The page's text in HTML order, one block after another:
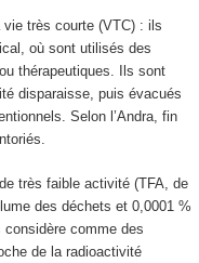
très courte (VTC) : ils
où sont utilisés des
thérapeutiques. Ils sont
disparaisse, puis évacués
Selon l’Andra, fin
très faible activité (TFA, de
des déchets et 0,0001 %
comme des
de la radioactivité